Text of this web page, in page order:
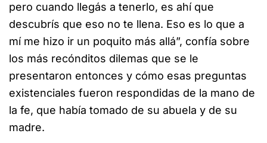
pero cuando llegás a tenerlo, es ahí que
descubrís que eso no te llena. Eso es lo que a
mí me hizo ir un poquito más allá”, confía sobre
los más recónditos dilemas que se le
presentaron entonces y cómo esas preguntas
existenciales fueron respondidas de la mano de
la fe, que había tomado de su abuela y de su
madre.